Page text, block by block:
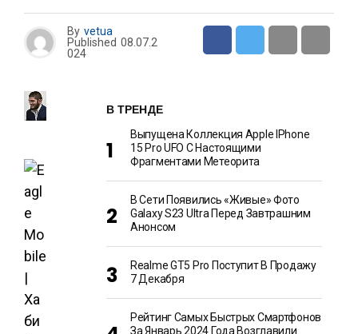
By vetua
Published 08.07.2
024
В ТРЕНДЕ
Выпущена Коллекция Apple IPhone
15 Pro UFO С Настоящими
Фрагментами Метеорита
В Сети Появились «живые» Фото
Galaxy S23 Ultra Перед Завтрашним
Анонсом
Realme GT5 Pro Поступит В Продажу
7 Декабря
Рейтинг Самых Быстрых Смартфонов
За Январь 2024 Года Возглавили